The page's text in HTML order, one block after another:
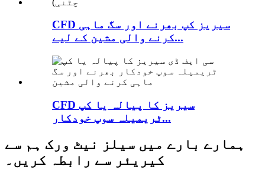
CFD سیریز کپ بھرنے اور سگ ماہی
کرنے والی مشین کے لیے...
CFD سیریز کا پیالہ یا کپ
ٹریمیلہ سوپ خودکار...
ہمارے بارے میں سیلز نیٹ ورک ہم سے
کیریئر سے رابطہ کریں۔